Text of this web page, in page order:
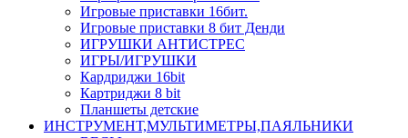
Игровые приставки 16бит.
Игровые приставки 8 бит Денди
ИГРУШКИ АНТИСТРЕС
ИГРЫ/ИГРУШКИ
Кардриджи 16bit
Картриджи 8 bit
Планшеты детские
ИНСТРУМЕНТ,МУЛЬТИМЕТРЫ,ПАЯЛЬНИКИ